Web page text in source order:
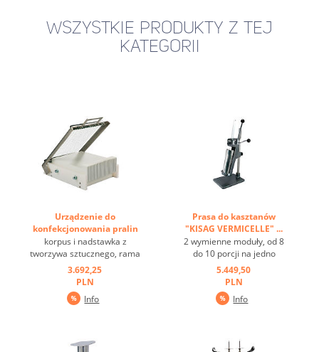
WSZYSTKIE PRODUKTY Z TEJ
KATEGORII
Urządzenie do
konfekcjonowania pralin
"MINI" ...
korpus i nadstawka z
tworzywa sztucznego, rama
i druty tnące ze stali
nierdzewnej, odległość
drutó 22 mm ...
3.692,25
PLN
Info
Prasa do kasztanów
"KISAG VERMICELLE" ...
2 wymienne moduły, od 8
do 10 porcji na jedno
napełnienie ...
5.449,50
PLN
Info